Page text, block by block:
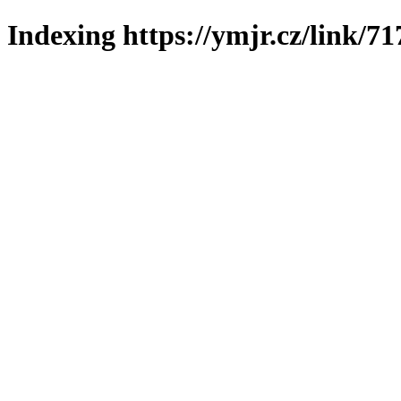
Indexing https://ymjr.cz/link/